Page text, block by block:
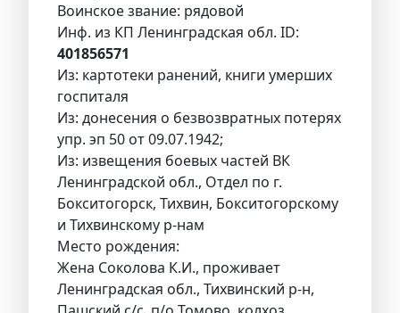
Воинское звание: рядовой
Инф. из КП Ленинградская обл. ID:
401856571
Из: картотеки ранений, книги умерших
госпиталя
Из: донесения о безвозвратных потерях
упр. эп 50 от 09.07.1942;
Из: извещения боевых частей ВК
Ленинградской обл., Отдел по г.
Бокситогорск, Тихвин, Бокситогорскому
и Тихвинскому р-нам
Место рождения:
Жена Соколова К.И., проживает
Ленинградская обл., Тихвинский р-н,